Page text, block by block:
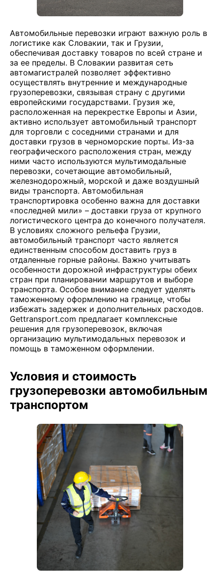
Автомобильные перевозки играют важную роль в
логистике как Словакии, так и Грузии,
обеспечивая доставку товаров по всей стране и
за ее пределы. В Словакии развитая сеть
автомагистралей позволяет эффективно
осуществлять внутренние и международные
грузоперевозки, связывая страну с другими
европейскими государствами. Грузия же,
расположенная на перекрестке Европы и Азии,
активно использует автомобильный транспорт
для торговли с соседними странами и для
доставки грузов в черноморские порты. Из-за
географического расположения стран, между
ними часто используются мультимодальные
перевозки, сочетающие автомобильный,
железнодорожный, морской и даже воздушный
виды транспорта. Автомобильная
транспортировка особенно важна для доставки
«последней мили» – доставки груза от крупного
логистического центра до конечного получателя.
В условиях сложного рельефа Грузии,
автомобильный транспорт часто является
единственным способом доставить груз в
отдаленные горные районы. Важно учитывать
особенности дорожной инфраструктуры обеих
стран при планировании маршрутов и выборе
транспорта. Особое внимание следует уделять
таможенному оформлению на границе, чтобы
избежать задержек и дополнительных расходов.
Gettransport.com предлагает комплексные
решения для грузоперевозок, включая
организацию мультимодальных перевозок и
помощь в таможенном оформлении.
Условия и стоимость
грузоперевозки автомобильным
транспортом